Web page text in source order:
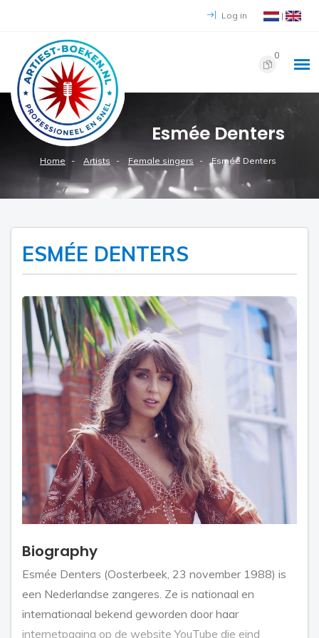
Log in |
0
Esmée Denters
Home Artists Female singers Esmée Denters
ESMÉE DENTERS
Biography
Esmée Denters (Oosterbeek, 23 november 1988) is
een Nederlandse zangeres. Ze is nationaal en
internationaal bekend geworden door haar
internetpagina op de website YouTube die eind